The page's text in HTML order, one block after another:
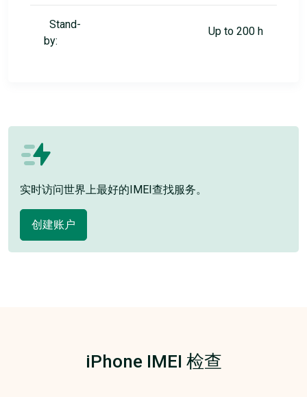
Stand-
by:
Up to 200 h
实时访问世界上最好的IMEI查找服务。
创建账户
iPhone IMEI 检查